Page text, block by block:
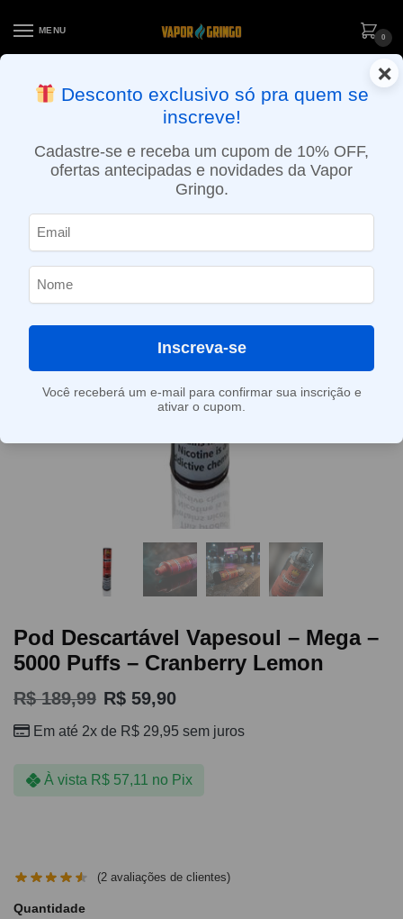
MENU
0
ENTREGA NO MESMO DIA EM SÃO PAULO (SEG A SEX): PEDIDOS
APROVADOS ATÉ 15:30 VIA MOTOBOY
Pod Descartável Vapesoul – Mega –
5000 Puffs – Cranberry Lemon
R$189,99 R$ 59,90
Em até 2x de R$ 29,95 sem juros
À vista R$57,11 no Pix
(2 avaliações de clientes)
Quantidade
×
Desconto exclusivo só pra quem se
inscreve!
Cadastre-se e receba um cupom de 10% OFF,
ofertas antecipadas e novidades da Vapor
Gringo.
Inscreva-se
Você receberá um e-mail para confirmar sua inscrição e
ativar o cupom.